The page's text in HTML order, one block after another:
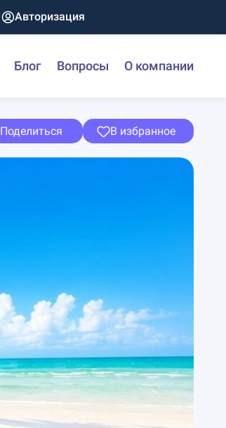
Авторизация
Блог Вопросы О компании
Поделиться В избранное